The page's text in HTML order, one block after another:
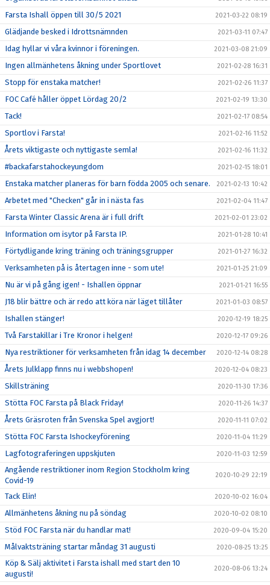
Farsta Ishall öppen till 30/5 2021 2021-03-22 08:19
Glädjande besked i Idrottsnämnden 2021-03-11 07:47
Idag hyllar vi våra kvinnor i föreningen. 2021-03-08 21:09
Ingen allmänhetens åkning under Sportlovet 2021-02-28 16:31
Stopp för enstaka matcher! 2021-02-26 11:37
FOC Café håller öppet Lördag 20/2 2021-02-19 13:30
Tack! 2021-02-17 08:54
Sportlov i Farsta! 2021-02-16 11:52
Årets viktigaste och nyttigaste semla! 2021-02-16 11:32
#backafarstahockeyungdom 2021-02-15 18:01
Enstaka matcher planeras för barn födda 2005 och senare. 2021-02-13 10:42
Arbetet med "Checken" går in i nästa fas 2021-02-04 11:47
Farsta Winter Classic Arena är i full drift 2021-02-01 23:02
Information om isytor på Farsta IP. 2021-01-28 10:41
Förtydligande kring träning och träningsgrupper 2021-01-27 16:32
Verksamheten på is återtagen inne - som ute! 2021-01-25 21:09
Nu är vi på gång igen! - Ishallen öppnar 2021-01-21 16:55
J18 blir bättre och är redo att köra när läget tillåter 2021-01-03 08:57
Ishallen stänger! 2020-12-19 18:25
Två Farstakillar i Tre Kronor i helgen! 2020-12-17 09:26
Nya restriktioner för verksamheten från idag 14 december 2020-12-14 08:28
Årets Julklapp finns nu i webbshopen! 2020-12-04 08:23
Skillsträning 2020-11-30 17:36
Stötta FOC Farsta på Black Friday! 2020-11-26 14:37
Årets Gräsroten från Svenska Spel avgjort! 2020-11-11 07:02
Stötta FOC Farsta Ishockeyförening 2020-11-04 11:29
Lagfotograferingen uppskjuten 2020-11-03 12:59
Angående restriktioner inom Region Stockholm kring
Covid-19
2020-10-29 22:19
Tack Elin! 2020-10-02 16:04
Allmänhetens åkning nu på söndag 2020-10-02 08:10
Stöd FOC Farsta när du handlar mat! 2020-09-04 15:20
Målvaktsträning startar måndag 31 augusti 2020-08-25 13:25
Köp & Sälj aktivitet i Farsta ishall med start den 10
augusti!
2020-08-06 13:24